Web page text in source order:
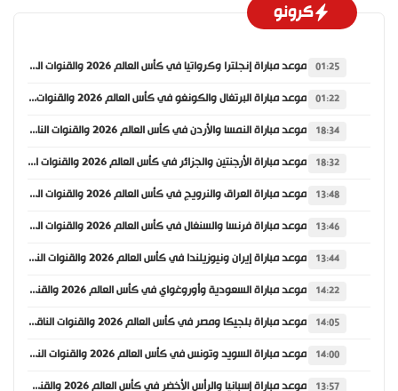
كرونو
01:25 موعد مباراة إنجلترا وكرواتيا في كأس العالم 2026 والقنوات الناقلة
01:22 موعد مباراة البرتغال والكونغو في كأس العالم 2026 والقنوات الناقلة
18:34 موعد مباراة النمسا والأردن في كأس العالم 2026 والقنوات الناقلة
18:32 موعد مباراة الأرجنتين والجزائر في كأس العالم 2026 والقنوات الناقلة
13:48 موعد مباراة العراق والنرويج في كأس العالم 2026 والقنوات الناقلة
13:46 موعد مباراة فرنسا والسنغال في كأس العالم 2026 والقنوات الناقلة
13:44 موعد مباراة إيران ونيوزيلندا في كأس العالم 2026 والقنوات الناقلة
14:22 موعد مباراة السعودية وأوروغواي في كأس العالم 2026 والقنوات الناقلة
14:05 موعد مباراة بلجيكا ومصر في كأس العالم 2026 والقنوات الناقلة
14:00 موعد مباراة السويد وتونس في كأس العالم 2026 والقنوات الناقلة
13:57 موعد مباراة إسبانيا والرأس الأخضر في كأس العالم 2026 والقنوات الناقلة